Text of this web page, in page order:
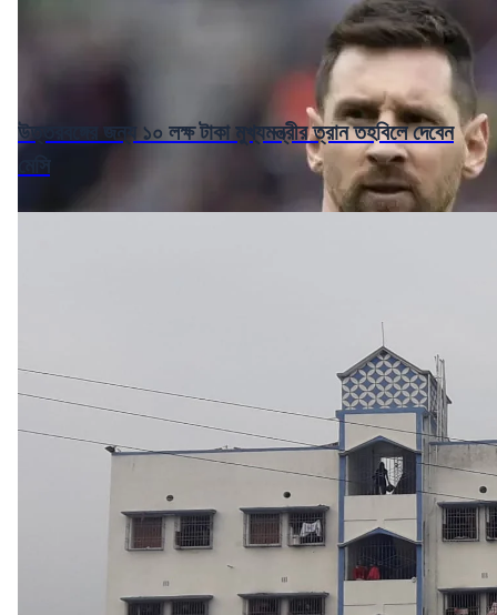
উত্তরবঙ্গের জন্য ১০ লক্ষ টাকা মুখ্যমন্ত্রীর ত্রান তহবিলে দেবেন